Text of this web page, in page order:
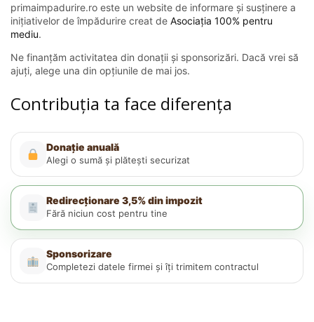
primaimpadurire.ro este un website de informare și susținere a
inițiativelor de împădurire creat de Asociația 100% pentru
mediu.
Ne finanțăm activitatea din donații și sponsorizări. Dacă vrei să
ajuți, alege una din opțiunile de mai jos.
Contribuția ta face diferența
Donație anuală
Alegi o sumă și plătești securizat
Redirecționare 3,5% din impozit
Fără niciun cost pentru tine
Sponsorizare
Completezi datele firmei și îți trimitem contractul